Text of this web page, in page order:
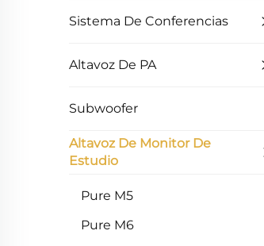
Sistema De Conferencias
Altavoz De PA
Subwoofer
Altavoz De Monitor De
Estudio
Pure M5
Pure M6